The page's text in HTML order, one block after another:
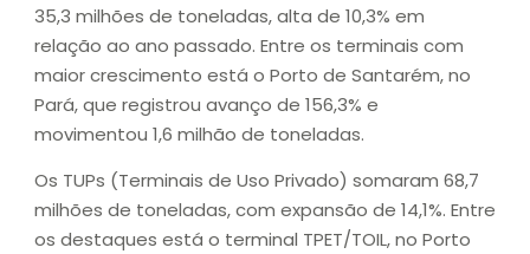
35,3 milhões de toneladas, alta de 10,3% em
relação ao ano passado. Entre os terminais com
maior crescimento está o Porto de Santarém, no
Pará, que registrou avanço de 156,3% e
movimentou 1,6 milhão de toneladas.
Os TUPs (Terminais de Uso Privado) somaram 68,7
milhões de toneladas, com expansão de 14,1%. Entre
os destaques está o terminal TPET/TOIL, no Porto